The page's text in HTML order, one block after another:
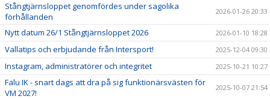
Stångtjärnsloppet genomfördes under sagolika
förhållanden
2026-01-26 20:33
Nytt datum 26/1 Stångtjärnsloppet 2026 2026-01-10 18:28
Vallatips och erbjudande från Intersport! 2025-12-04 09:30
Instagram, administratörer och integritet 2025-10-21 10:27
Falu IK - snart dags att dra på sig funktionärsvästen för
VM 2027!
2025-10-07 21:54